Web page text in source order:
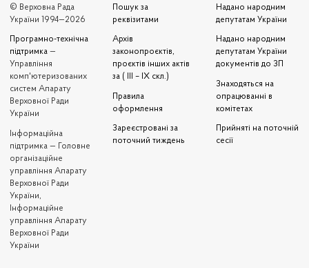
© Верховна Рада
України 1994—2026
Програмно-технічна
підтримка —
Управління
комп'ютеризованих
систем Апарату
Верховної Ради
України
Iнформаційна
підтримка — Головне
організаційне
управління Апарату
Верховної Ради
України,
Інформаційне
управління Апарату
Верховної Ради
України
Пошук за
реквізитами
Архів
законопроєктів,
проєктів інших актів
за ( III – IX скл.)
Правила
оформлення
Зареєстровані за
поточний тиждень
Надано народним
депутатам України
Надано народним
депутатам України
документів до ЗП
Знаходяться на
опрацюванні в
комітетах
Прийняті на поточній
сесії